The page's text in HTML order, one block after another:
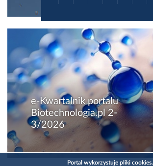
e-Kwartalnik portalu
Biotechnologia.pl 2-
3/2026
Portal wykorzystuje pliki cookies.